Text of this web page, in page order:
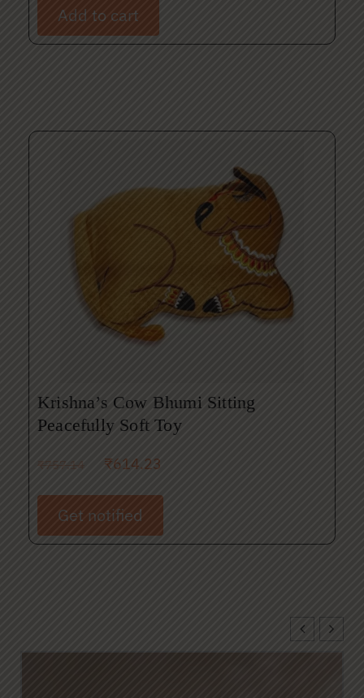
Add to cart
Krishna’s Cow Bhumi Sitting
Peacefully Soft Toy
₹757.14 ₹614.23
Get notified